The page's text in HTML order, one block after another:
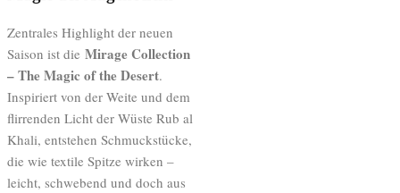
Zentrales Highlight der neuen
Saison ist die Mirage Collection
– The Magic of the Desert.
Inspiriert von der Weite und dem
flirrenden Licht der Wüste Rub al
Khali, entstehen Schmuckstücke,
die wie textile Spitze wirken –
leicht, schwebend und doch aus